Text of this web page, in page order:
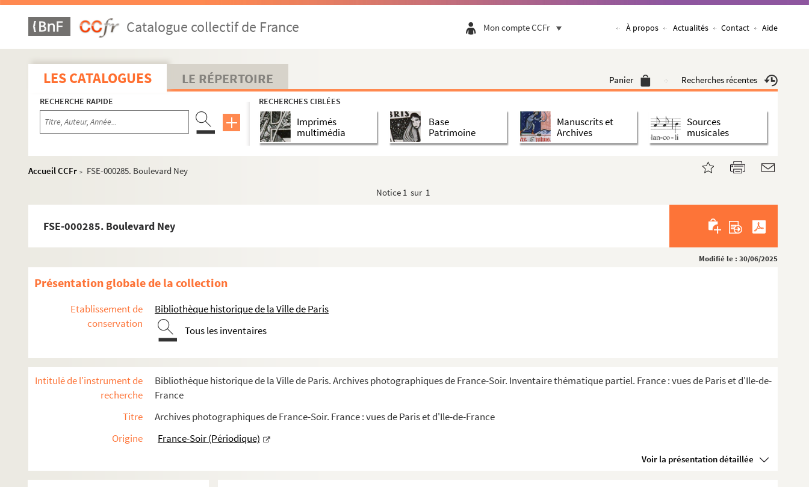
Catalogue collectif de France Mon compte CCFr À propos Actualités Contact Aide
LES CATALOGUES LE RÉPERTOIRE Panier Recherches récentes
RECHERCHE RAPIDE RECHERCHES CIBLÉES
Imprimés
multimédia
Base
Patrimoine
Manuscrits et
Archives
Sources
musicales
Accueil CCFr >
FSE-000285. Boulevard Ney
Notice 1 sur 1
FSE-000285. Boulevard Ney
Modifié le : 30/06/2025
Présentation globale de la collection
Etablissement de
conservation
Bibliothèque historique de la Ville de Paris
Tous les inventaires
Intitulé de l'instrument de
recherche
Bibliothèque historique de la Ville de Paris. Archives photographiques de France-Soir. Inventaire thématique partiel. France : vues de Paris et d'Ile-de-
France
Titre
Archives photographiques de France-Soir. France : vues de Paris et d'Ile-de-France
Origine
France-Soir (Périodique)
Voir la présentation détaillée
2e arrondissement
3e arrondissement
5e arrondissement
6e arrondissement
7e arrondissement
8e arrondissement
10e arrondissement
11e arrondissement
14e arrondissement
15e arrondissement
16e arrondissement
17e arrondissement
18e arrondissement
Mairie du 18e arrondissement
Quartier de la Goutte d'Or
Quartier de Ménilmontant
FSE-000274. Quartier Moskova
Quartier Pigalle
FSE-000276. Place Blanche